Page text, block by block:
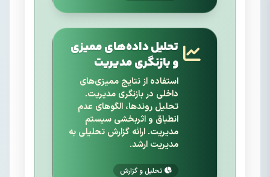
تحلیل داده‌های ممیزی
و بازنگری مدیریت
استفاده از نتایج ممیزی‌های
داخلی در بازنگری مدیریت.
تحلیل روندها، الگوهای عدم
انطباق و اثربخشی سیستم
مدیریت. ارائه گزارش تحلیلی به
مدیریت ارشد.
تحلیل و گزارش